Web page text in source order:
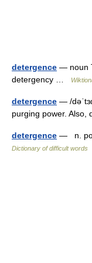
detergence — noun
detergency …
detergence — /
purging power.
detergence — n.
Dictionary of difficult words